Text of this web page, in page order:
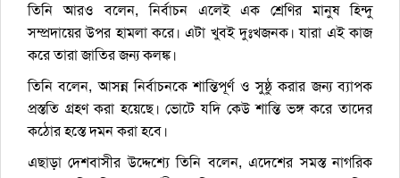
তিনি আরও বলেন, নির্বাচন এলেই এক শ্রেণির মানুষ হিন্দু
সম্প্রদায়ের উপর হামলা করে। এটা খুবই দুঃখজনক। যারা এই কাজ
করে তারা জাতির জন্য কলঙ্ক।
তিনি বলেন, আসন্ন নির্বাচনকে শান্তিপূর্ণ ও সুষ্ঠু করার জন্য ব্যাপক
প্রস্ততি গ্রহণ করা হয়েছে। ভোটে যদি কেউ শান্তি ভঙ্গ করে তাদের
কঠোর হস্তে দমন করা হবে।
এছাড়া দেশবাসীর উদ্দেশ্যে তিনি বলেন, এদেশের সমস্ত নাগরিক